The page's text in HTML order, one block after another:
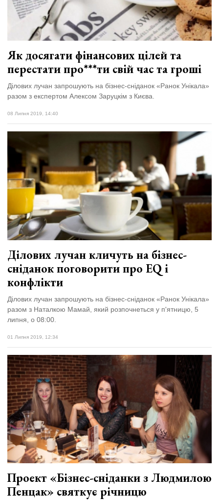
залишив у
Луцьку
три...
27 Липня 2026
760 переглядів
Персона
Лайф
ZONE 18+
Політика конфіденційності
Як досягати фінансових цілей та
перестати про***ти свій час та гроші
Ділових лучан запрошують на бізнес-сніданок «Ранок Унікала»
разом з експертом Алексом Заруцкім з Києва.
08 Липня 2019, 14:40
Ділових лучан кличуть на бізнес-
сніданок поговорити про EQ і
конфлікти
Ділових лучан запрошують на бізнес-сніданок «Ранок Унікала»
разом з Наталкою Мамай, який розпочнеться у п'ятницю, 5
липня, о 08:00.
01 Липня 2019, 12:34
Проект «Бізнес-сніданки з Людмилою
Пенцак» святкує річницю